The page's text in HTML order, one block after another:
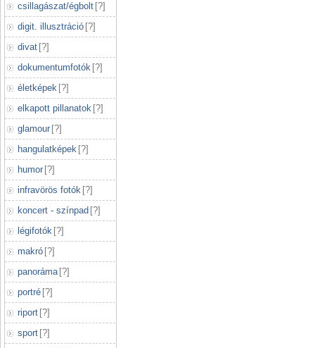
csillagászat/égbolt [?]
digit. illusztráció [?]
divat [?]
dokumentumfotók [?]
életképek [?]
elkapott pillanatok [?]
glamour [?]
hangulatképek [?]
humor [?]
infravörös fotók [?]
koncert - színpad [?]
légifotók [?]
makró [?]
panoráma [?]
portré [?]
riport [?]
sport [?]